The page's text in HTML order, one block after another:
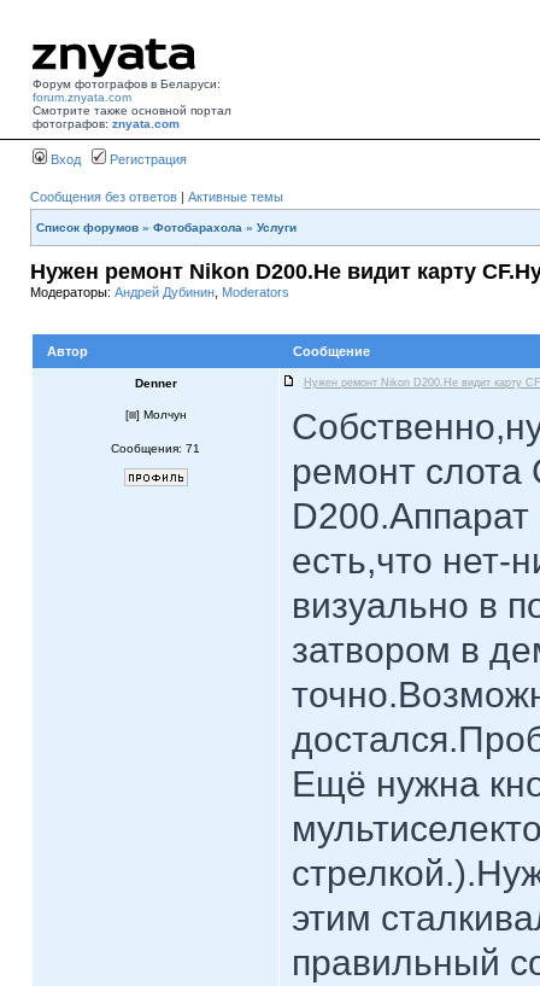
Форум фотографов в Беларуси:
forum.znyata.com
Смотрите также основной портал
фотографов: znyata.com
Вход Регистрация
Сообщения без ответов | Активные темы
Список форумов » Фотобарахола » Услуги
Нужен ремонт Nikon D200.Не видит карту
Модераторы: Андрей Дубинин Moderators
Автор Сообщение
Denner Нужен ремонт Nikon D200.Не видит карту
[ ] Молчун
Сообщения: 71
ремонт слота
D200.Аппарат
есть,что нет-
визуально в
затвором в
Ещё нужна
этим
правильный